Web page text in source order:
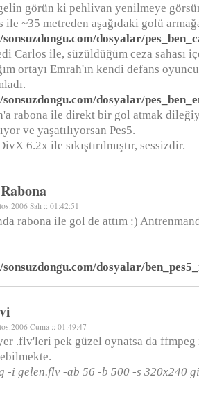
görün ki pehlivan yenilmeye
ile ~35 metreden aşağıdaki golü
dosyalar/
Carlos ile, süzüldüğüm ceza sahası
ortayı Emrah'ın kendi defans
dosyalar/
rabona ile direkt bir gol atmak
ve yaşatılıyorsan Pes5.
6.2x ile sıkıştırılmıştır, sessizdir.
Salı :: 01:42:51
rabona ile gol de attım :)
dosyalar/
Cuma :: 01:49:47
.flv'leri pek güzel oynatsa da
-i gelen.flv -ab 56 -b 500 -s 320x240